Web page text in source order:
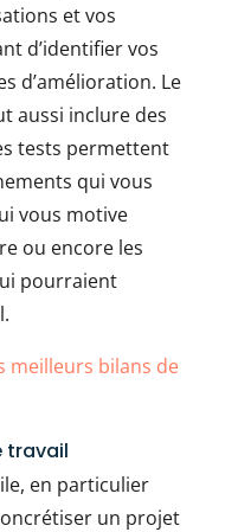
et vos
d’identifier vos
d’amélioration. Le
aussi inclure des
tests permettent
qui vous
vous motive
ou encore les
pourraient
meilleurs bilans de
travail
en particulier
un projet